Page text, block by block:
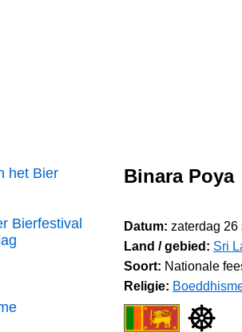
het Bier
Bierfestival
Binara Poya
Datum: zaterdag 26
Land / gebied: Sri
Soort: Nationale
Religie: